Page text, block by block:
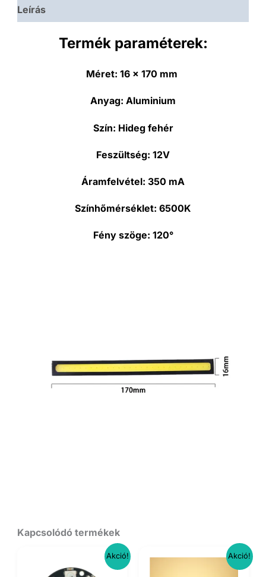
Leírás
Termék paraméterek:
Méret: 16 x 170 mm
Anyag: Aluminium
Szín: Hideg fehér
Feszültség: 12V
Áramfelvétel: 350 mA
Színhőmérséklet: 6500K
Fény szöge: 120°
Kapcsolódó termékek
Akció! Akció!